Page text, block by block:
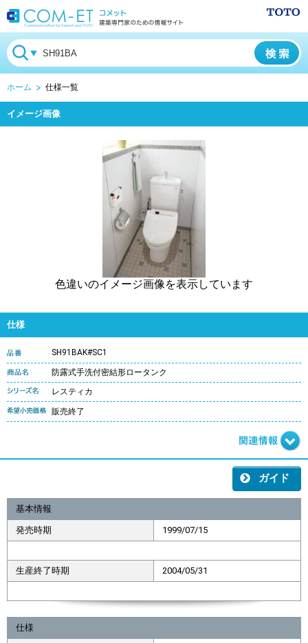
ホーム 仕様一覧
イメージ画像
色違いのイメージ画像を表示しています
仕様
SH91BAK#SC1
防露式手洗付密結形ロータンク
レスティカ
販売終了
ガイド
基本情報
発売時期 1999/07/15
生産終了時期 2004/05/31
仕様